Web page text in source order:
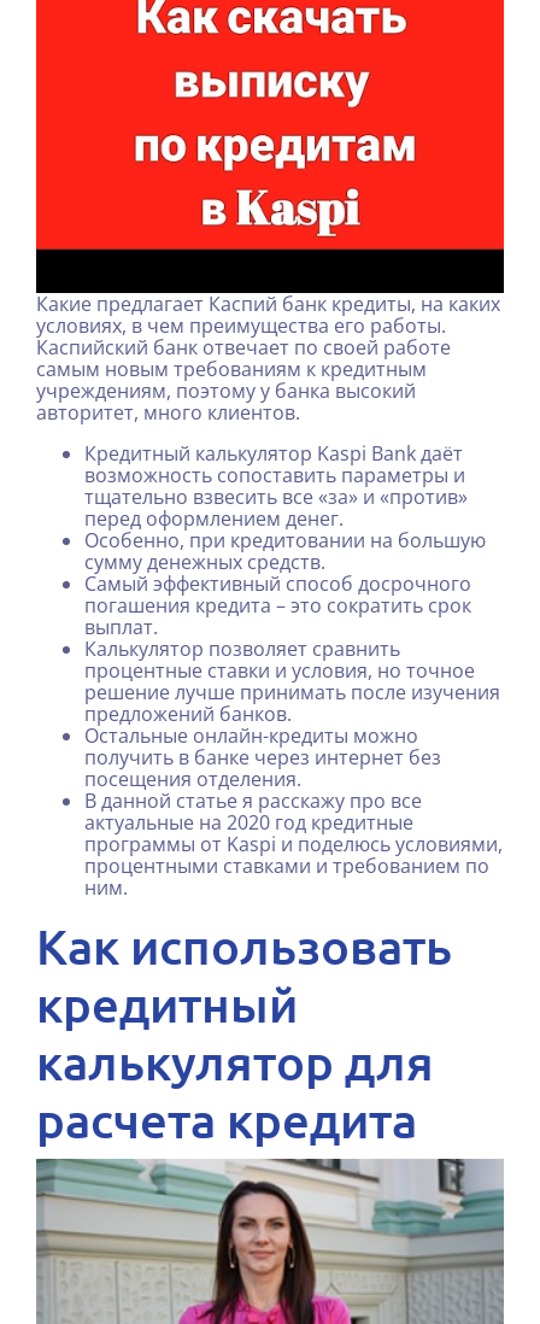
Какие предлагает Каспий банк кредиты, на каких
условиях, в чем преимущества его работы.
Каспийский банк отвечает по своей работе
самым новым требованиям к кредитным
учреждениям, поэтому у банка высокий
авторитет, много клиентов.
Кредитный калькулятор Kaspi Bank даёт
возможность сопоставить параметры и
тщательно взвесить все «за» и «против»
перед оформлением денег.
Особенно, при кредитовании на большую
сумму денежных средств.
Самый эффективный способ досрочного
погашения кредита – это сократить срок
выплат.
Калькулятор позволяет сравнить
процентные ставки и условия, но точное
решение лучше принимать после изучения
предложений банков.
Остальные онлайн-кредиты можно
получить в банке через интернет без
посещения отделения.
В данной статье я расскажу про все
актуальные на 2020 год кредитные
программы от Kaspi и поделюсь условиями,
процентными ставками и требованием по
ним.
Как использовать
кредитный
калькулятор для
расчета кредита